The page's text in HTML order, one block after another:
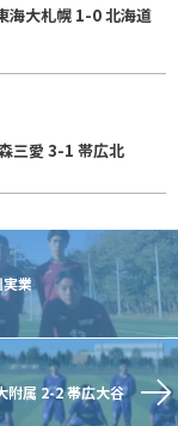
海大札幌 1-0 北海道
三愛 3-1 帯広北
業
附属 2-2 帯広大谷